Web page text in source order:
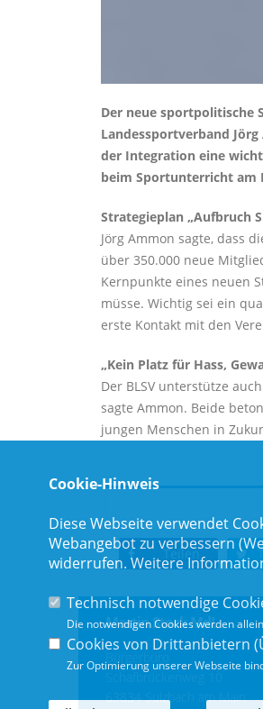
Der neue sportpolitische
Landessportverband
der Integration eine
beim Sportunterricht am
Strategieplan „Aufbruch
Jörg Ammon sagte, dass
über 350.000 neue
Kernpunkte eines neuen
müsse. Wichtig sei ein
erste Kontakt mit den
Kein Platz für Hass,
Der BLSV unterstütze
sagte Ammon. Beide
jungen Menschen in
Teilen
Martin Stock MdL
Bürgerbüro
Schafbrückenweg 10
63834 Sulzbach am Main
Cookie-Hinweis
Diese Webseite verwendet
Webangebot zu verbessern
widerrufen. Weitere
Technisch notwendige
Die notwendigen Cookies werden
Cookies von Drittanbietern (
Zur Optimierung unserer Webseite